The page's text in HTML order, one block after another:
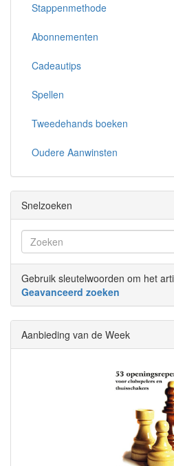
Stappenmethode
Abonnementen
Cadeautips
Spellen
Tweedehands boeken
Oudere Aanwinsten
Snelzoeken
Gebruik sleutelwoorden om het
Geavanceerd zoeken
Aanbieding van de Week